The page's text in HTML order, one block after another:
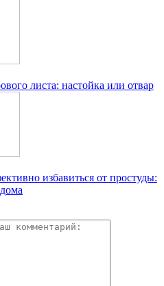
листа: настойка или отвар
избавиться от простуды: